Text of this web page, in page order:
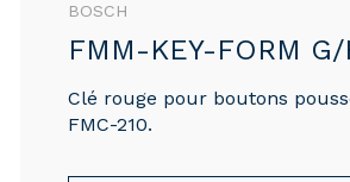
BOSCH
FMM-KEY-FORM G/
Clé rouge pour boutons
FMC-210.